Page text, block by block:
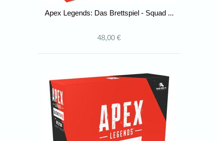
Apex Legends: Das Brettspiel - Squad ...
48,00 €